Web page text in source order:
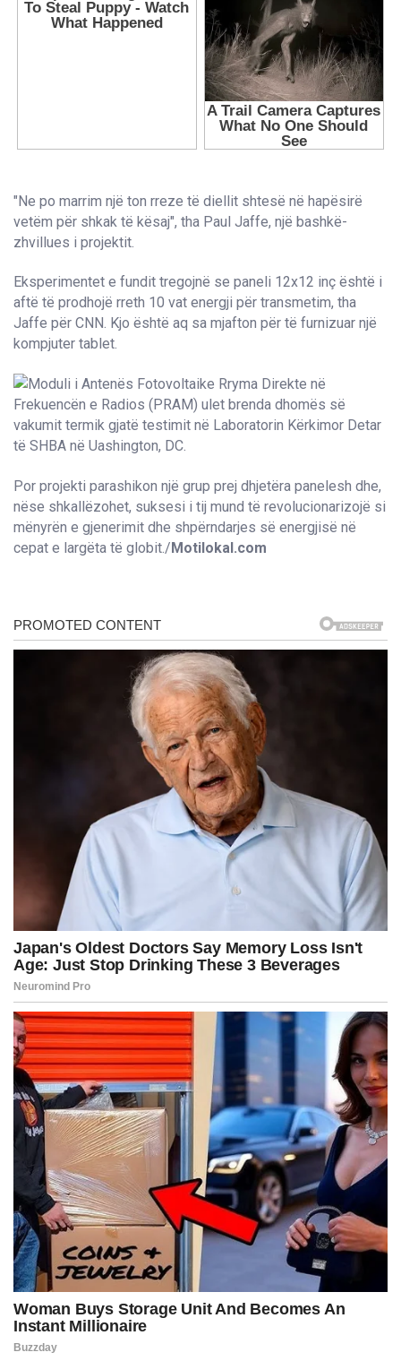
"Ne po marrim një ton rreze të diellit shtesë në hapësirë
vetëm për shkak të kësaj", tha Paul Jaffe, një bashkë-
zhvillues i projektit.
Eksperimentet e fundit tregojnë se paneli 12x12 inç është i
aftë të prodhojë rreth 10 vat energji për transmetim, tha
Jaffe për CNN. Kjo është aq sa mjafton për të furnizuar një
kompjuter tablet.
Por projekti parashikon një grup prej dhjetëra panelesh dhe,
nëse shkallëzohet, suksesi i tij mund të revolucionarizojë si
mënyrën e gjenerimit dhe shpërndarjes së energjisë në
cepat e largëta të globit./Motilokal.com